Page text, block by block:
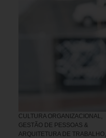
CULTURA ORGANIZACIONAL,
GESTÃO DE PESSOAS &
ARQUITETURA DE TRABALHO,